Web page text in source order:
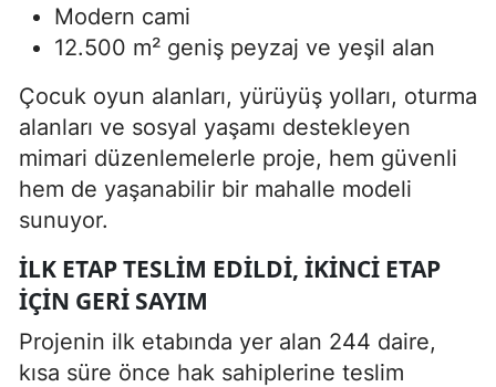
Modern cami
12.500 m² geniş peyzaj ve yeşil alan
Çocuk oyun alanları, yürüyüş yolları, oturma
alanları ve sosyal yaşamı destekleyen
mimari düzenlemelerle proje, hem güvenli
hem de yaşanabilir bir mahalle modeli
sunuyor.
İLK ETAP TESLIM EDILDI, IKINCI ETAP
IÇIN GERI SAYIM
Projenin ilk etabında yer alan 244 daire,
kısa süre önce hak sahiplerine teslim